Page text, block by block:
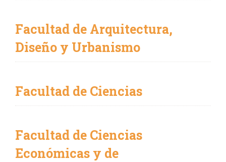
Facultad de Arquitectura,
Diseño y Urbanismo
Facultad de Ciencias
Facultad de Ciencias
Económicas y de